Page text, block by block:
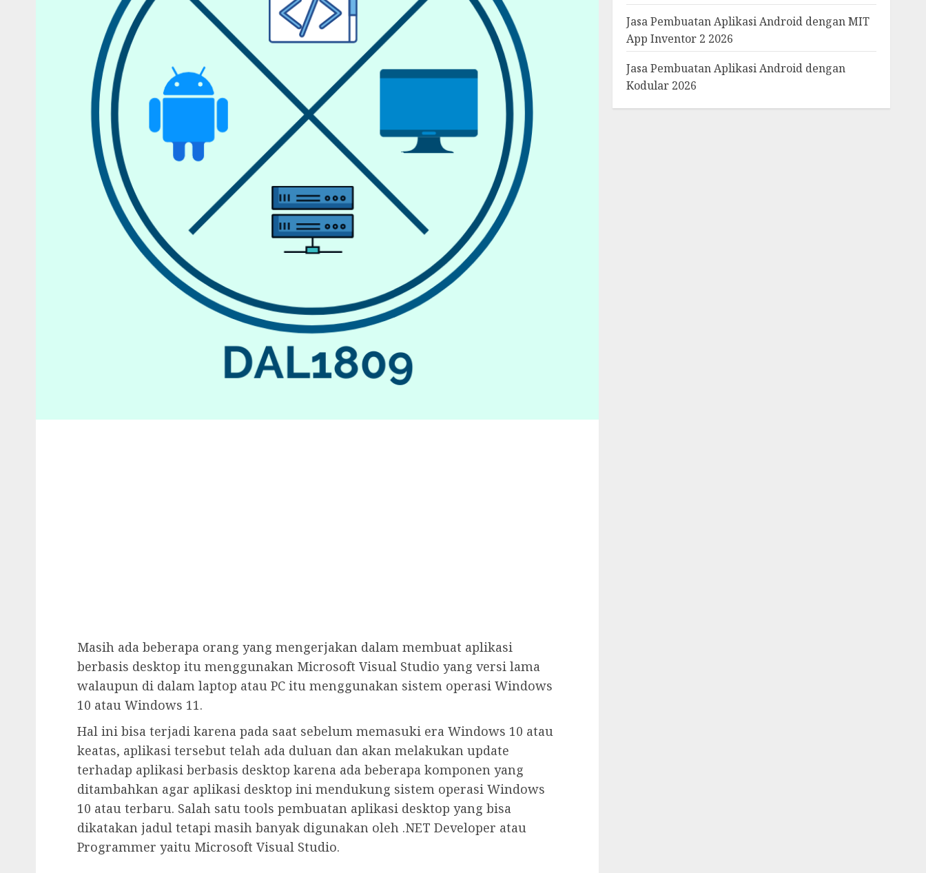
Masih ada beberapa orang yang mengerjakan dalam membuat aplikasi
berbasis desktop itu menggunakan Microsoft Visual Studio yang versi lama
walaupun di dalam laptop atau PC itu menggunakan sistem operasi Windows
10 atau Windows 11.
Hal ini bisa terjadi karena pada saat sebelum memasuki era Windows 10 atau
keatas, aplikasi tersebut telah ada duluan dan akan melakukan update
terhadap aplikasi berbasis desktop karena ada beberapa komponen yang
ditambahkan agar aplikasi desktop ini mendukung sistem operasi Windows
10 atau terbaru. Salah satu tools pembuatan aplikasi desktop yang bisa
dikatakan jadul tetapi masih banyak digunakan oleh .NET Developer atau
Programmer yaitu Microsoft Visual Studio.
Jasa Pembuatan Aplikasi Android dengan MIT
App Inventor 2 2026
Jasa Pembuatan Aplikasi Android dengan
Kodular 2026